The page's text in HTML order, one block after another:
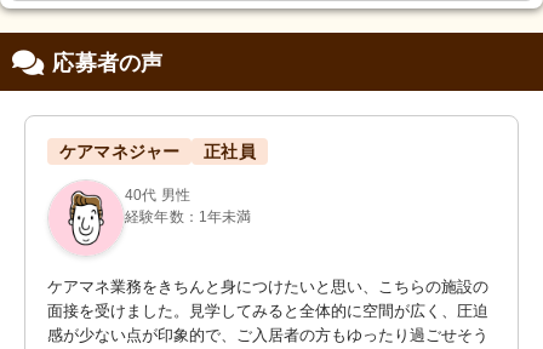
応募者の声
ケアマネジャー 正社員
40代 男性
経験年数：1年未満
ケアマネ業務をきちんと身につけたいと思い、こちらの施設の
面接を受けました。見学してみると全体的に空間が広く、圧迫
感が少ない点が印象的で、ご入居者の方もゆったり過ごせそう